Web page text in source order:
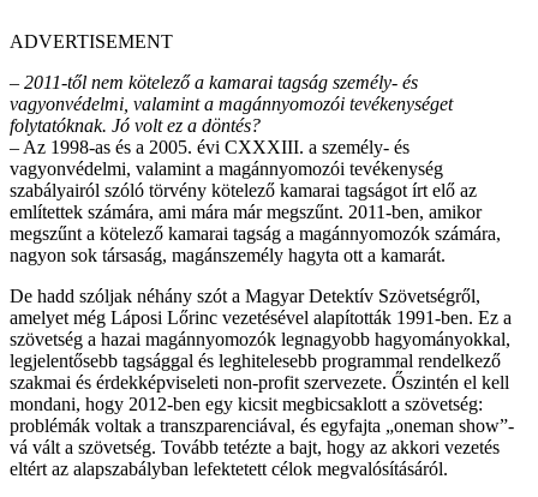
ADVERTISEMENT
– 2011-től nem kötelező a kamarai tagság személy- és
vagyonvédelmi, valamint a magánnyomozói tevékenységet
folytatóknak. Jó volt ez a döntés?
– Az 1998-as és a 2005. évi CXXXIII. a személy- és
vagyonvédelmi, valamint a magánnyomozói tevékenység
szabályairól szóló törvény kötelező kamarai tagságot írt elő az
említettek számára, ami mára már megszűnt. 2011-ben, amikor
megszűnt a kötelező kamarai tagság a magánnyomozók számára,
nagyon sok társaság, magánszemély hagyta ott a kamarát.
De hadd szóljak néhány szót a Magyar Detektív Szövetségről,
amelyet még Láposi Lőrinc vezetésével alapították 1991-ben. Ez a
szövetség a hazai magánnyomozók legnagyobb hagyományokkal,
legjelentősebb tagsággal és leghitelesebb programmal rendelkező
szakmai és érdekképviseleti non-profit szervezete. Őszintén el kell
mondani, hogy 2012-ben egy kicsit megbicsaklott a szövetség:
problémák voltak a transzparenciával, és egyfajta „oneman show”-
vá vált a szövetség. Tovább tetézte a bajt, hogy az akkori vezetés
eltért az alapszabályban lefektetett célok megvalósításáról.